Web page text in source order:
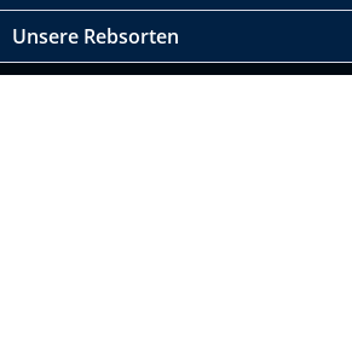
Unsere Rebsorten